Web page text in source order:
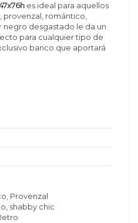
es ideal para aquellos
provenzal, romántico,
negro desgastado le da un
para cualquier tipo de
banco que aportará
Provenzal
shabby chic